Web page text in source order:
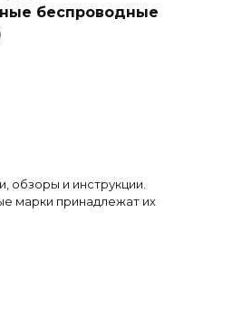
беспроводные
обзоры и инструкции.
марки принадлежат их